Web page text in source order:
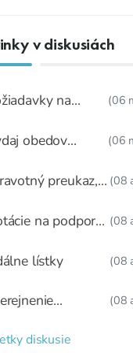
v diskusiách
na
(06
obedov
(06
preukaz,
varenie
(08
na podporu (08
lístky (08
detí a
(08
diskusie